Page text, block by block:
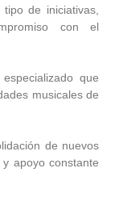
de iniciativas,
con el
que
musicales de
de nuevos
apoyo constante